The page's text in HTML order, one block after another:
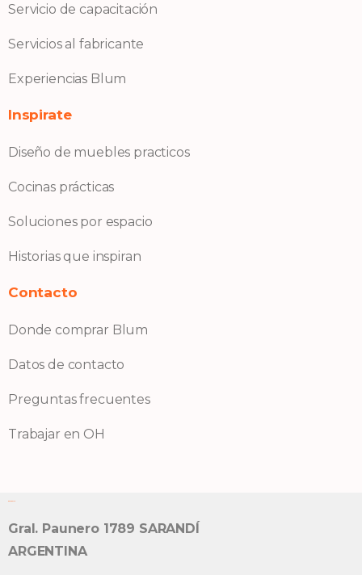
Servicio de capacitación
Servicios al fabricante
Experiencias Blum
Inspirate
Diseño de muebles practicos
Cocinas prácticas
Soluciones por espacio
Historias que inspiran
Contacto
Donde comprar Blum
Datos de contacto
Preguntas frecuentes
Trabajar en OH
Gral. Paunero 1789 SARANDÍ
ARGENTINA